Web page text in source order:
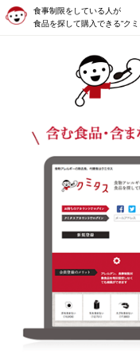
食事制限をしている人が
食品を探して購入できる“クミ